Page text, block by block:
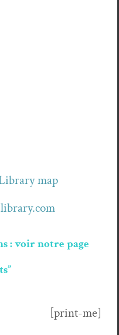
map
: voir notre page
[print-me]